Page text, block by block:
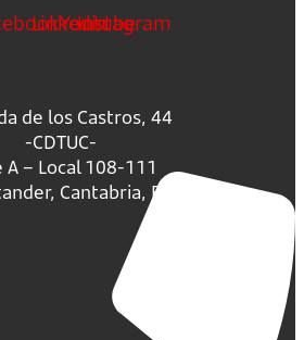
Linkedin
Youtube
Instagram
de los Castros, 44
-CDTUC-
A – Local 108-111
Cantabria, España.